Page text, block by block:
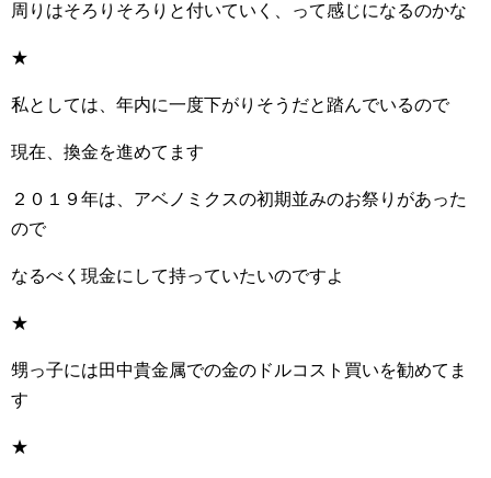
周りはそろりそろりと付いていく、って感じになるのかな
★
私としては、年内に一度下がりそうだと踏んでいるので
現在、換金を進めてます
２０１９年は、アベノミクスの初期並みのお祭りがあった
ので
なるべく現金にして持っていたいのですよ
★
甥っ子には田中貴金属での金のドルコスト買いを勧めてま
す
★